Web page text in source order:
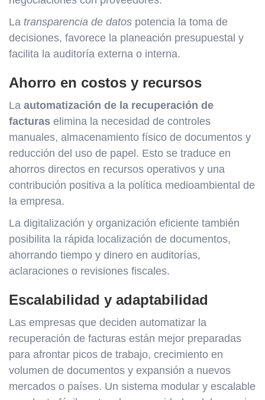
La transparencia de datos potencia la toma de
decisiones, favorece la planeación presupuestal y
facilita la auditoría externa o interna.
Ahorro en costos y recursos
La automatización de la recuperación de
facturas elimina la necesidad de controles
manuales, almacenamiento físico de documentos y
reducción del uso de papel. Esto se traduce en
ahorros directos en recursos operativos y una
contribución positiva a la política medioambiental de
la empresa.
La digitalización y organización eficiente también
posibilita la rápida localización de documentos,
ahorrando tiempo y dinero en auditorías,
aclaraciones o revisiones fiscales.
Escalabilidad y adaptabilidad
Las empresas que deciden automatizar la
recuperación de facturas están mejor preparadas
para afrontar picos de trabajo, crecimiento en
volumen de documentos y expansión a nuevos
mercados o países. Un sistema modular y escalable